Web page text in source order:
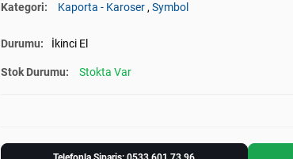
Kategori: Kaporta - Karoser,Symbol
Durumu: İkinci El
Stok Durumu: Stokta Var